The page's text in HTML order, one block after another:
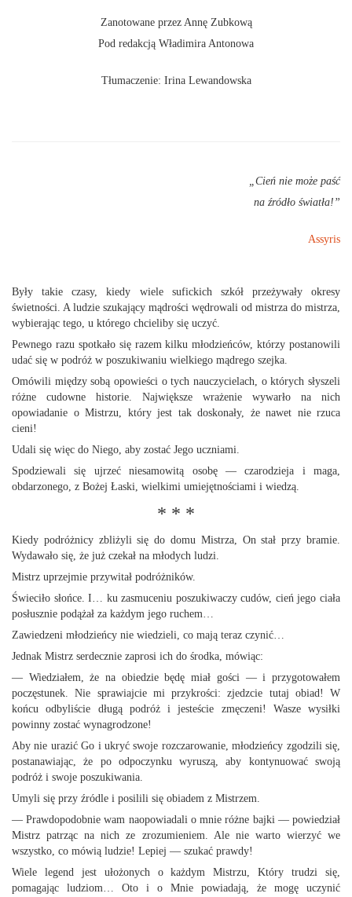
Zanotowane przez Annę Zubkową
Pod redakcją Władimira Antonowa
Tłumaczenie: Irina Lewandowska
„Cień nie może paść
na źródło światła!”
Assyris
Były takie czasy, kiedy wiele sufickich szkół przeżywały okresy
świetności. A ludzie szukający mądrości wędrowali od mistrza do mistrza,
wybierając tego, u którego chcieliby się uczyć.
Pewnego razu spotkało się razem kilku młodzieńców, którzy postanowili
udać się w podróż w poszukiwaniu wielkiego mądrego szejka.
Omówili między sobą opowieści o tych nauczycielach, o których słyszeli
różne cudowne historie. Największe wrażenie wywarło na nich
opowiadanie o Mistrzu, który jest tak doskonały, że nawet nie rzuca
cieni!
Udali się więc do Niego, aby zostać Jego uczniami.
Spodziewali się ujrzeć niesamowitą osobę — czarodzieja i maga,
obdarzonego, z Bożej Łaski, wielkimi umiejętnościami i wiedzą.
* * *
Kiedy podróżnicy zbliżyli się do domu Mistrza, On stał przy bramie.
Wydawało się, że już czekał na młodych ludzi.
Mistrz uprzejmie przywitał podróżników.
Świeciło słońce. I… ku zasmuceniu poszukiwaczy cudów, cień jego ciała
posłusznie podążał za każdym jego ruchem…
Zawiedzeni młodzieńcy nie wiedzieli, co mają teraz czynić…
Jednak Mistrz serdecznie zaprosi ich do środka, mówiąc:
— Wiedziałem, że na obiedzie będę miał gości — i przygotowałem
poczęstunek. Nie sprawiajcie mi przykrości: zjedzcie tutaj obiad! W
końcu odbyliście długą podróż i jesteście zmęczeni! Wasze wysiłki
powinny zostać wynagrodzone!
Aby nie urazić Go i ukryć swoje rozczarowanie, młodzieńcy zgodzili się,
postanawiając, że po odpoczynku wyruszą, aby kontynuować swoją
podróż i swoje poszukiwania.
Umyli się przy źródle i posilili się obiadem z Mistrzem.
— Prawdopodobnie wam naopowiadali o mnie różne bajki — powiedział
Mistrz patrząc na nich ze zrozumieniem. Ale nie warto wierzyć we
wszystko, co mówią ludzie! Lepiej — szukać prawdy!
Wiele legend jest ułożonych o każdym Mistrzu, Który trudzi się,
pomagając ludziom… Oto i o Mnie powiadają, że mogę uczynić